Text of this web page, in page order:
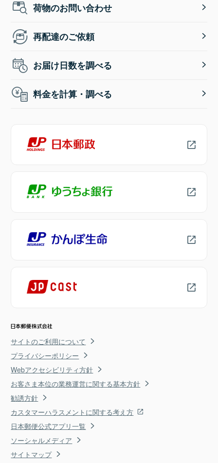
荷物のお問い合わせ
再配達のご依頼
お届け日数を調べる
料金を計算・調べる
サイトのご利用について
プライバシーポリシー
Webアクセシビリティ方針
お客さま本位の業務運営に関する基本方針
勧誘方針
カスタマーハラスメントに関する考え方
日本郵便公式アプリ一覧
ソーシャルメディア
サイトマップ